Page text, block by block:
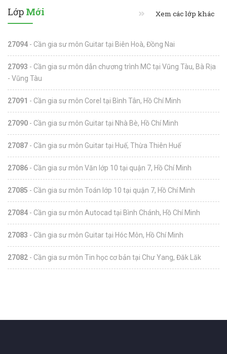
Lớp Mới Xem các lớp khác
27094 - Cần gia sư môn Guitar tại Biên Hoà, Đồng Nai
27093 - Cần gia sư môn dẫn chương trình MC tại Vũng Tàu, Bà Rịa
- Vũng Tàu
27091 - Cần gia sư môn Corel tại Bình Tân, Hồ Chí Minh
27090 - Cần gia sư môn Guitar tại Nhà Bè, Hồ Chí Minh
27087 - Cần gia sư môn Guitar tại Huế, Thừa Thiên Huế
27086 - Cần gia sư môn Văn lớp 10 tại quận 7, Hồ Chí Minh
27085 - Cần gia sư môn Toán lớp 10 tại quận 7, Hồ Chí Minh
27084 - Cần gia sư môn Autocad tại Bình Chánh, Hồ Chí Minh
27083 - Cần gia sư môn Guitar tại Hóc Môn, Hồ Chí Minh
27082 - Cần gia sư môn Tin học cơ bản tại Chư Yang, Đăk Lăk